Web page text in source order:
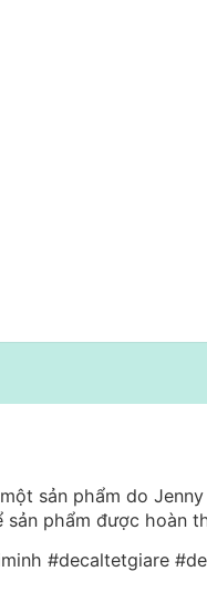
sản phẩm do
phẩm được hoàn
#decaltetgiare